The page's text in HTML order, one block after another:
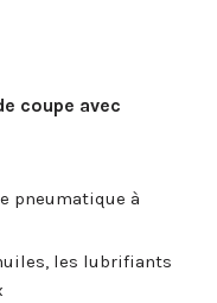
coupe avec
pneumatique à
les lubrifiants